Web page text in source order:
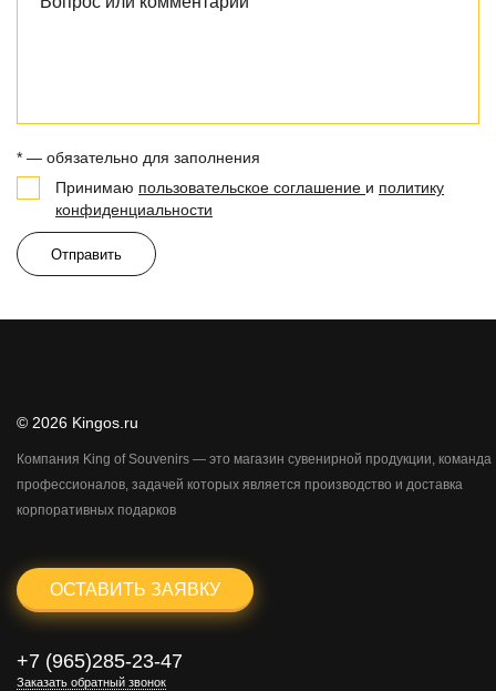
* — обязательно для заполнения
Принимаю пользовательское соглашение и политику
конфиденциальности
Отправить
© 2026 Kingos.ru
Компания King of Souvenirs — это магазин сувенирной продукции, команда
профессионалов, задачей которых является производство и доставка
корпоративных подарков
ОСТАВИТЬ ЗАЯВКУ
+7 (965)285-23-47
Заказать обратный звонок